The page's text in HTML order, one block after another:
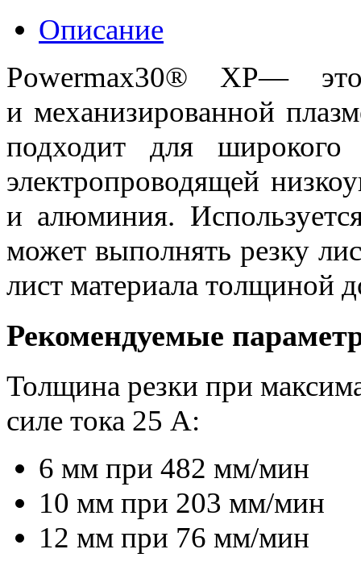
Описание
Powermax30® XP—
и механизированной
подходит для
электропроводящей
и алюминия.
может выполнять резку
лист материала толщиной
Рекомендуемые
Толщина резки при
силе тока 25 A:
6 мм при 482 мм/мин
10 мм при 203 мм/мин
12 мм при 76 мм/мин